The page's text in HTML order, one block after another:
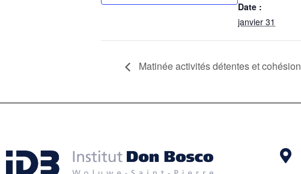
Date :
janvier 31
Matinée activités détentes et cohésion